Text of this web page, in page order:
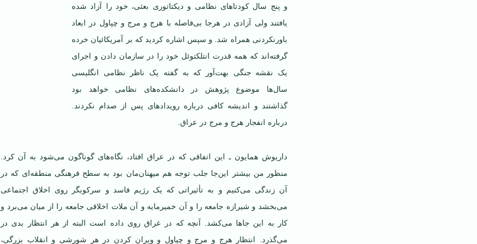
و پنج سال کودتاهای نظامی و دیکتاتوری بعثی، خود را آزاد شده
یافتند ولی آزادی در هرجا بی‌فاصله با هرج و مرج و چپاول در ابعاد
باورنکردنی همراه شد. و سپس اشاره کردید که بر آمریکائیان خرده
گرفته‌اند که همه قدرت انتلکتوئل خود را در سازمان دادن و اجرای
یک نقشه جنگی بهت‌آور که به گفته یک ناظر نظامی
انگلیسی
سال‌ها موضوع پژوهش در دانشکده‌های نظامی خواهد بود
گذاشتند و اندیشه کافی درباره رویدادهای پس از صدام نکردند.
درباره انفجار هرج و مرج در عراق.
داریوش همایون ـ این اتفاقی که در عراق افتاد، نگاه‌های گوناگون می‌شود به آن کرد.
منظور من بیشتر این‌جا جلب توجه هم میهنان‌مان بود به سطح فرهنگی منطقه‌ای که در
آن زندگی می‌کنیم و به تأثیراتی که یک رژیم فاسد و سرکوبگر روی اخلاق اجتماعی
می‌بخشد و شیرازه جامعه را و آن خمیرمایه و آن ملات اخلاقی جامعه را از میان می‌برد و
کار به این جاها می‌کشد. آنچه که در عراق روی داده است البته از هر انتظار بدی در
می‌گذرد. انتظار هرج و مرج و چپاول و ویران کردن در هر شورشی و انقلاب بزرگی،